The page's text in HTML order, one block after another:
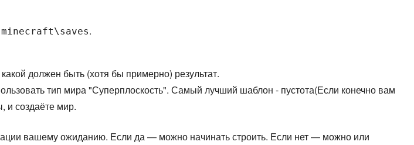
.
должен быть (хотя бы примерно) результат.
тип мира "Суперплоскость". Самый лучший шаблон - пустота(Если конечно вам
и создаёте мир.
вашему ожиданию. Если да — можно начинать строить. Если нет — можно или